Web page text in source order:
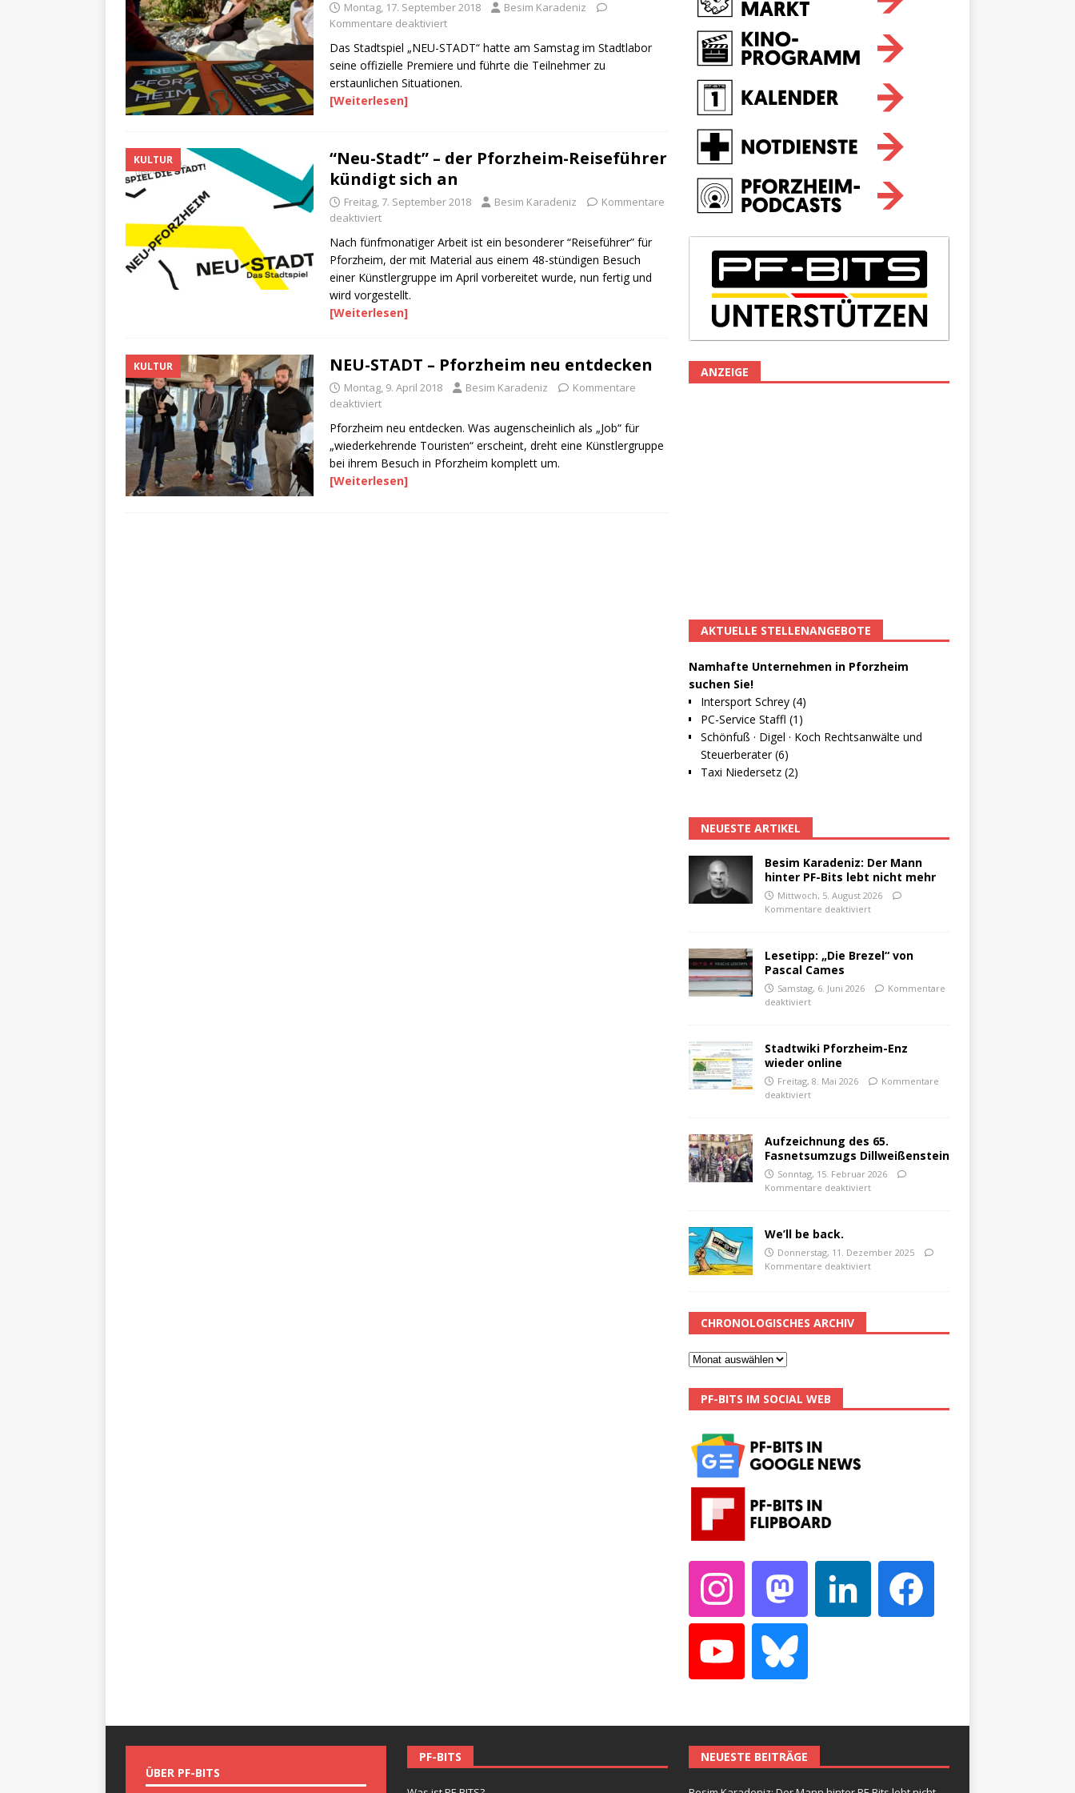
Montag, 17. September 2018
Besim Karadeniz
Kommentare deaktiviert
Das Stadtspiel „NEU-STADT“ hatte am Samstag im Stadtlabor
seine offizielle Premiere und führte die Teilnehmer zu
erstaunlichen Situationen.
[Weiterlesen]
KULTUR
“Neu-Stadt” – der Pforzheim-Reiseführer
kündigt sich an
Freitag, 7. September 2018 Besim Karadeniz
Kommentare
deaktiviert
Nach fünfmonatiger Arbeit ist ein besonderer “Reiseführer” für
Pforzheim, der mit Material aus einem 48-stündigen Besuch
einer Künstlergruppe im April vorbereitet wurde, nun fertig und
wird vorgestellt.
[Weiterlesen]
KULTUR NEU-STADT – Pforzheim neu entdecken
Montag, 9. April 2018 Besim Karadeniz
Kommentare
deaktiviert
Pforzheim neu entdecken. Was augenscheinlich als „Job“ für
„wiederkehrende Touristen“ erscheint, dreht eine Künstlergruppe
bei ihrem Besuch in Pforzheim komplett um.
[Weiterlesen]
ANZEIGE
AKTUELLE STELLENANGEBOTE
Namhafte Unternehmen in Pforzheim
suchen Sie!
Intersport Schrey (4)
PC-Service Staffl (1)
Schönfuß · Digel · Koch Rechtsanwälte und
Steuerberater (6)
Taxi Niedersetz (2)
NEUESTE ARTIKEL
Besim Karadeniz: Der Mann
hinter PF-Bits lebt nicht mehr
Mittwoch, 5. August 2026
Kommentare deaktiviert
Lesetipp: „Die Brezel“ von
Pascal Cames
Samstag, 6. Juni 2026
Kommentare
deaktiviert
Stadtwiki Pforzheim-Enz
wieder online
Freitag, 8. Mai 2026
Kommentare
deaktiviert
Aufzeichnung des 65.
Fasnetsumzugs Dillweißenstein
Sonntag, 15. Februar 2026
Kommentare deaktiviert
We’ll be back.
Donnerstag, 11. Dezember 2025
Kommentare deaktiviert
CHRONOLOGISCHES ARCHIV
PF-BITS IM SOCIAL WEB
ÜBER PF-BITS
PF-BITS NEUESTE BEITRÄGE